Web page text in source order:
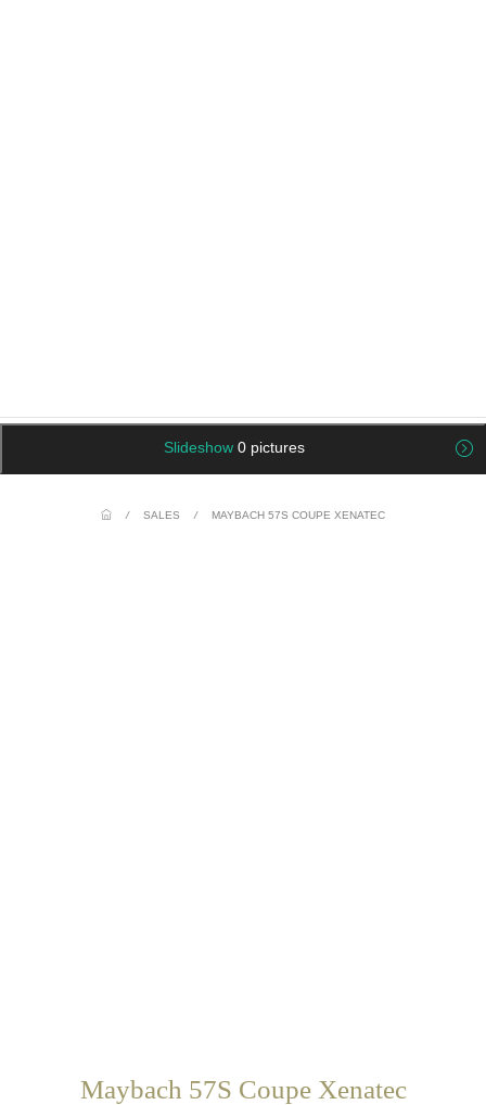
Slideshow 0 pictures
/ SALES / MAYBACH 57S COUPE XENATEC
Maybach 57S Coupe Xenatec